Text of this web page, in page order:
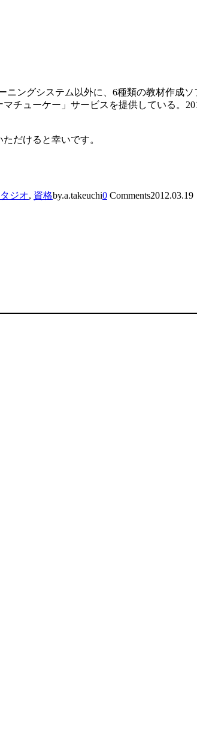
ングシステム以外に、6種類の教材作成ソ
チューケー」サービスを提供している。
だけると幸いです。
ジオ, 資格by.a.takeuchi0 Comments2012.03.19